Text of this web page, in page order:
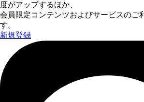
度がアップするほか、
会員限定コンテンツおよびサービスのご
す。
新規登録